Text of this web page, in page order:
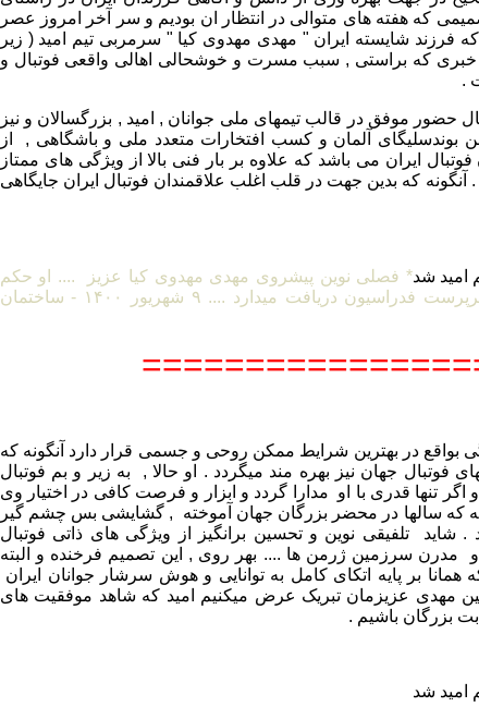
که هفته های متوالی در انتظار ان بودیم و سر آخر امروز عصر
, اعلام شد که فرزند شایسته ایران " مهدی مهدوی کیا " سرمربی تیم امید ( زیر
. خبری که براستی , سبب مسرت و خوشحالی اهالی واقعی فوتبال و
.
مهدوی کیا عزیز با ۱۵ سال حضور موفق در قالب تیمهای ملی جوانان , امید , بزرگسالان و نیز
بوندسلیگای آلمان و کسب افتخارات متعدد ملی و باشگاهی , از
ایران می باشد که علاوه بر بار فنی بالا از ویژگی های ممتاز
آنگونه که بدین جهت در قلب اغلب علاقمندان فوتبال ایران جایگاهی
* فصلی نوین پیشروی مهدی مهدوی کیا عزیز .... او حکم
سرمربیگری تیم امید را از سرپرست فدراسیون دریافت میدارد .... ۹ شهریور ۱۴۰۰ - ساختمان
در آستانه ۴۴ سالگی بواقع در بهترین شرایط ممکن روحی و جسمی قرار دارد آنگونه که
فوتبال جهان نیز بهره مند میگردد . او حالا , به زیر و بم فوتبال
اگر تنها قدری با او مدارا گردد و ابزار و فرصت کافی در اختیار وی
که سالها در محضر بزرگان جهان آموخته , گشایشی بس چشم گیر
. شاید تلفیقی نوین و تحسین برانگیز از ویژگی های ذاتی فوتبال
و مدرن سرزمین ژرمن ها .... بهر روی , این تصمیم فرخنده و البته
همانا بر پایه اتکای کامل به توانایی و هوش سرشار جوانان ایران
مهدی عزیزمان تبریک عرض میکنیم امید که شاهد موفقیت های
بزرگان باشیم .